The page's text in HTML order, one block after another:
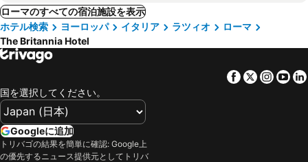
ローマのすべての宿泊施設を表示
ホテル検索
ヨーロッパ イタリア ラツィオ
ローマ
The Britannia Hotel
Facebook
Twitter
国を選択してください。
Googleに追加
トリバゴの結果を簡単に確認: Google上
の優先するニュース提供元としてトリバ